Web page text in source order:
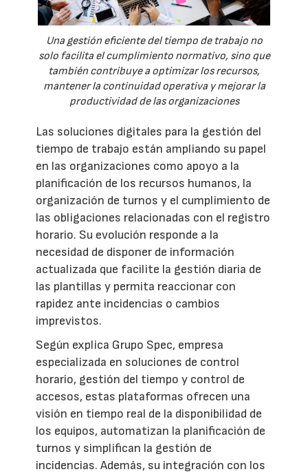
Una gestión eficiente del tiempo de trabajo no
solo facilita el cumplimiento normativo, sino que
también contribuye a optimizar los recursos,
mantener la continuidad operativa y mejorar la
productividad de las organizaciones
Las soluciones digitales para la gestión del
tiempo de trabajo están ampliando su papel
en las organizaciones como apoyo a la
planificación de los recursos humanos, la
organización de turnos y el cumplimiento de
las obligaciones relacionadas con el registro
horario. Su evolución responde a la
necesidad de disponer de información
actualizada que facilite la gestión diaria de
las plantillas y permita reaccionar con
rapidez ante incidencias o cambios
imprevistos.
Según explica Grupo Spec, empresa
especializada en soluciones de control
horario, gestión del tiempo y control de
accesos, estas plataformas ofrecen una
visión en tiempo real de la disponibilidad de
los equipos, automatizan la planificación de
turnos y simplifican la gestión de
incidencias. Además, su integración con los